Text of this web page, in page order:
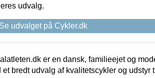
udvalg.
Se udvalget på Cykler.dk
er en dansk, familieejet og
et bredt udvalg af kvalitetscykler og udstyr